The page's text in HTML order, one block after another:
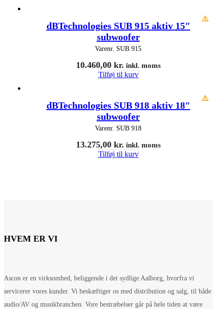
⚠️
dBTechnologies SUB 915 aktiv 15″
subwoofer
Varenr. SUB 915
10.460,00 kr. inkl. moms
Tilføj til kurv
⚠️
dBTechnologies SUB 918 aktiv 18″
subwoofer
Varenr. SUB 918
13.275,00 kr. inkl. moms
Tilføj til kurv
HVEM ER VI
Ascon er en virksomhed, beliggende i det sydlige Aalborg, hvorfra vi
servicerer vores kunder. Vi beskæftiger os med distribution og salg, til både
audio/AV og musikbranchen. Vore bestræbelser går på hele tiden at være